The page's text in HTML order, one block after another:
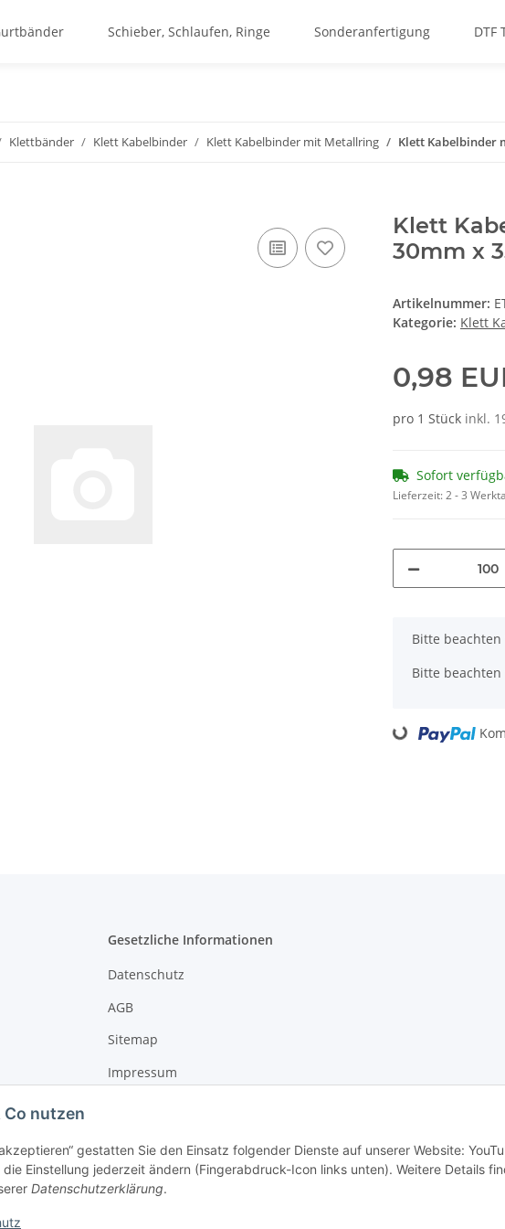
Co nutzen
gestatten Sie den Einsatz folgender Dienste auf unserer Website:
die Einstellung jederzeit ändern (Fingerabdruck-Icon links unten). Weitere Details
Datenschutzerklärung.
Schieber, Schlaufen, Ringe Sonderanfertigung DTF
Klettbänder Klett Kabelbinder Klett Kabelbinder mit Metallring Klett Kabelbinder
Klett
30mm x
Artikelnummer:
Kategorie: Klett
0,98
pro 1 Stück inkl.
Sofort
Lieferzeit:2 - 3
x
Bitte beachten
Bitte beachten
Loading...
Gesetzliche Informationen
Datenschutz
AGB
Sitemap
Impressum